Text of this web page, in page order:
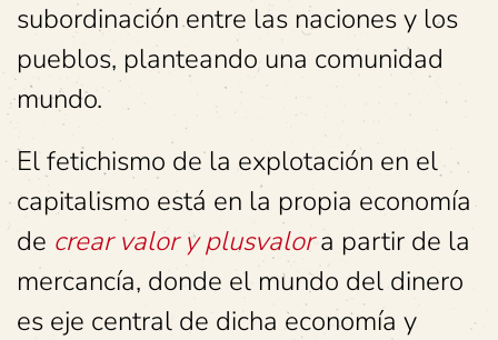
subordinación entre las naciones y los
pueblos, planteando una comunidad
mundo.
El fetichismo de la explotación en el
capitalismo está en la propia economía
de crear valor y plusvalora partir de la
mercancía, donde el mundo del dinero
es eje central de dicha economía y